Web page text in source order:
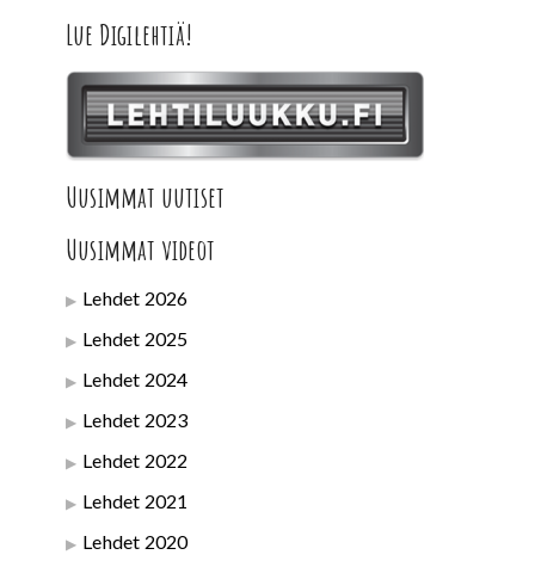
Lue Digilehtiä!
Uusimmat uutiset
Uusimmat videot
Lehdet 2026
Lehdet 2025
Lehdet 2024
Lehdet 2023
Lehdet 2022
Lehdet 2021
Lehdet 2020